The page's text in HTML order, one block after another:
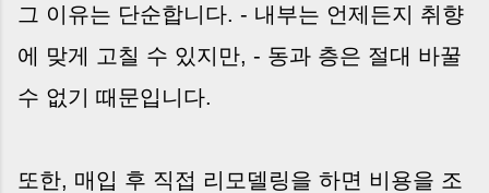
그 이유는 단순합니다. - 내부는 언제든지 취향
에 맞게 고칠 수 있지만, - 동과 층은 절대 바꿀
수 없기 때문입니다.
또한, 매입 후 직접 리모델링을 하면 비용을 조